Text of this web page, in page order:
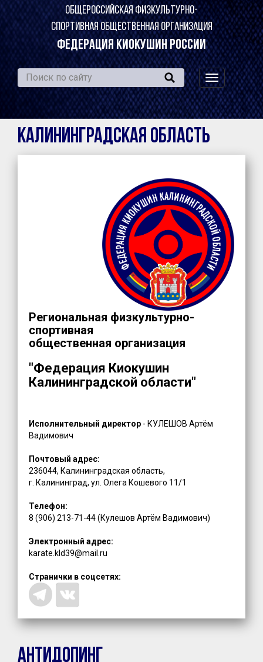
ОБЩЕРОССИЙСКАЯ ФИЗКУЛЬТУРНО-
СПОРТИВНАЯ ОБЩЕСТВЕННАЯ ОРГАНИЗАЦИЯ
ФЕДЕРАЦИЯ КИОКУШИН РОССИИ
навигация
по
сайту
Калининградская область
Региональная физкультурно-
спортивная
общественная организация
"Федерация Киокушин
Калининградской области"
Исполнительный директор - КУЛЕШОВ Артём
Вадимович
Почтовый адрес:
236044, Калининградская область,
г. Калининград, ул. Олега Кошевого 11/1
Телефон:
8 (906) 213-71-44 (Кулешов Артём Вадимович)
Электронный адрес:
karate.kld39@mail.ru
Странички в соцсетях:
Антидопинг